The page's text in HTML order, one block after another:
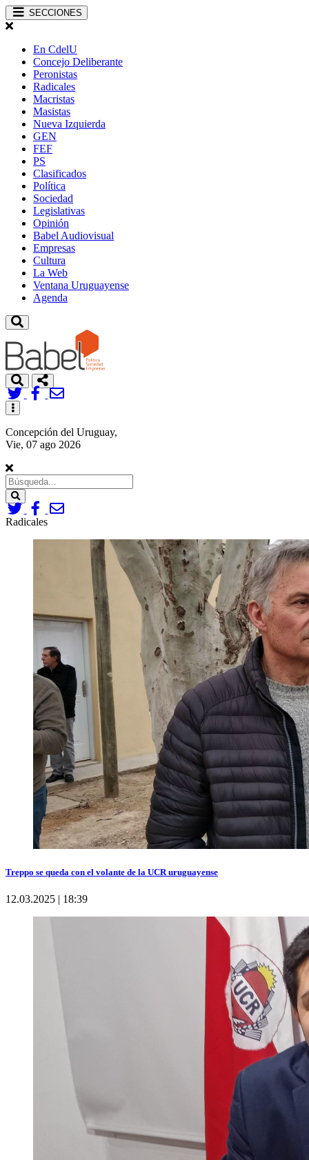
SECCIONES
En CdelU
Concejo Deliberante
Peronistas
Radicales
Macristas
Masistas
Nueva Izquierda
GEN
FEF
PS
Clasificados
Política
Sociedad
Legislativas
Opinión
Babel Audiovisual
Empresas
Cultura
La Web
Ventana Uruguayense
Agenda
Toggle
navigation
Concepción del Uruguay,
Vie, 07 ago 2026
Search
Radicales
Treppo se queda con el volante de la UCR uruguayense
12.03.2025 | 18:39